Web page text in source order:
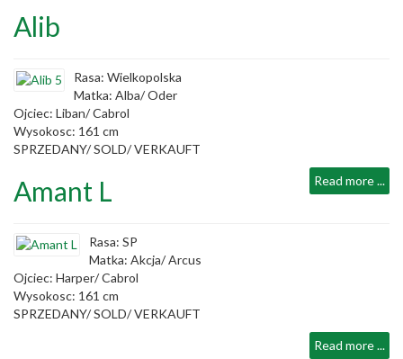
Alib
Rasa: Wielkopolska
Matka: Alba/ Oder
Ojciec: Liban/ Cabrol
Wysokosc: 161 cm
SPRZEDANY/ SOLD/ VERKAUFT
Read more ...
Amant L
Rasa: SP
Matka: Akcja/ Arcus
Ojciec: Harper/ Cabrol
Wysokosc: 161 cm
SPRZEDANY/ SOLD/ VERKAUFT
Read more ...